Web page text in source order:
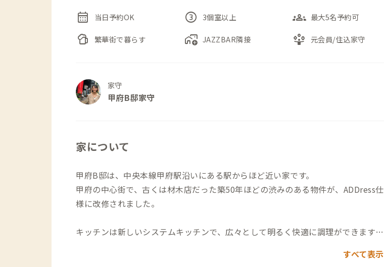
calendar_month 当日予約OK counter_3 3個室以上 groups_3 最大5名予約可
sports_bar 繁華街で暮らす add_home_work JAZZBAR隣接 person_play 元会員/住込家守
家守
甲府B邸家守
家について
甲府B邸は、中央本線甲府駅沿いにある駅からほど近い家です。
甲府の中心街で、古くは材木店だった築50年ほどの渋みのある物件が、ADDress仕
様に改修されました。
キッチンは新しいシステムキッチンで、広々として明るく快適に調理ができます。
ァがあり、それぞれの過ごし方を楽しめます。昭和感ある雰囲気とちょっとモダン
すべて表示